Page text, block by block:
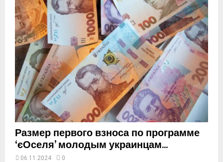
a
y
u
e
Размер первого взноса по программе
‘єОселя’ молодым украинцам...
06.11.2024 0